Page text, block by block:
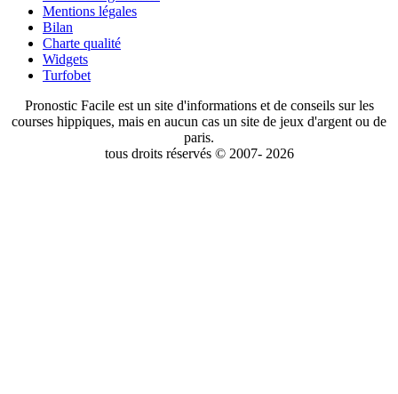
Mentions légales
Bilan
Charte qualité
Widgets
Turfobet
Pronostic Facile est un site d'informations et de conseils sur les
courses hippiques, mais en aucun cas un site de jeux d'argent ou de
paris.
tous droits réservés © 2007- 2026